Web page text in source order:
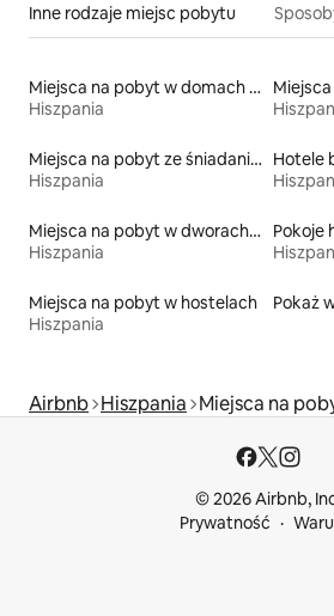
Inne rodzaje miejsc pobytu
Miejsca na pobyt w domach przy plaży
Hiszpania
Miejsca na pobyt ze śniadaniem
Hiszpania
Hotele
Miejsca na pobyt w dworach i rezydencjach
Hiszpania
Pokoje
Miejsca na pobyt w hostelach
Hiszpania
Pokaż
Airbnb Hiszpania Miejsca na
© 2026 Airbnb,
Prywatność